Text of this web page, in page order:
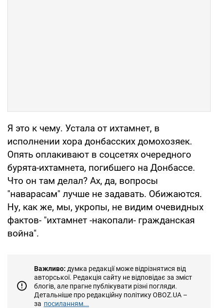
Я это к чему. Устала от ихтамнет, в
исполнении хора донбасских домохозяек.
Опять оплакивают в соцсетях очередного
бурята-ихтамнета, погибшего на Донбассе.
Что он там делал? Ах, да, вопросы
"наварасам" лучше не задавать. Обижаются.
Ну, как же, мы, укропы, не видим очевидных
фактов- "ихтамнет -накопали- гражданская
война".
Важливо: думка редакції може відрізнятися від
авторської. Редакція сайту не відповідає за зміст
блогів, але прагне публікувати різні погляди.
Детальніше про редакційну політику OBOZ.UA –
за посиланням...